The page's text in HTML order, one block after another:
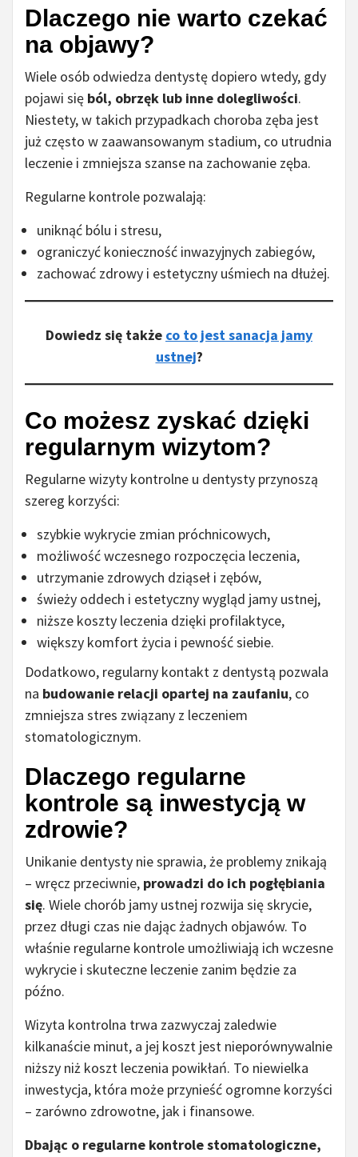
Dlaczego nie warto czekać
na objawy?
Wiele osób odwiedza dentystę dopiero wtedy, gdy
pojawi się ból, obrzęk lub inne dolegliwości.
Niestety, w takich przypadkach choroba zęba jest
już często w zaawansowanym stadium, co utrudnia
leczenie i zmniejsza szanse na zachowanie zęba.
Regularne kontrole pozwalają:
uniknąć bólu i stresu,
ograniczyć konieczność inwazyjnych zabiegów,
zachować zdrowy i estetyczny uśmiech na dłużej.
Dowiedz się także co to jest sanacja jamy
ustnej?
Co możesz zyskać dzięki
regularnym wizytom?
Regularne wizyty kontrolne u dentysty przynoszą
szereg korzyści:
szybkie wykrycie zmian próchnicowych,
możliwość wczesnego rozpoczęcia leczenia,
utrzymanie zdrowych dziąseł i zębów,
świeży oddech i estetyczny wygląd jamy ustnej,
niższe koszty leczenia dzięki profilaktyce,
większy komfort życia i pewność siebie.
Dodatkowo, regularny kontakt z dentystą pozwala
na budowanie relacji opartej na zaufaniu, co
zmniejsza stres związany z leczeniem
stomatologicznym.
Dlaczego regularne
kontrole są inwestycją w
zdrowie?
Unikanie dentysty nie sprawia, że problemy znikają
– wręcz przeciwnie, prowadzi do ich pogłębiania
się. Wiele chorób jamy ustnej rozwija się skrycie,
przez długi czas nie dając żadnych objawów. To
właśnie regularne kontrole umożliwiają ich wczesne
wykrycie i skuteczne leczenie zanim będzie za
późno.
Wizyta kontrolna trwa zazwyczaj zaledwie
kilkanaście minut, a jej koszt jest nieporównywalnie
niższy niż koszt leczenia powikłań. To niewielka
inwestycja, która może przynieść ogromne korzyści
– zarówno zdrowotne, jak i finansowe.
Dbając o regularne kontrole stomatologiczne,